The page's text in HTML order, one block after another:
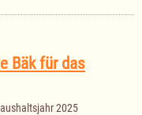
Bäk für das
2025